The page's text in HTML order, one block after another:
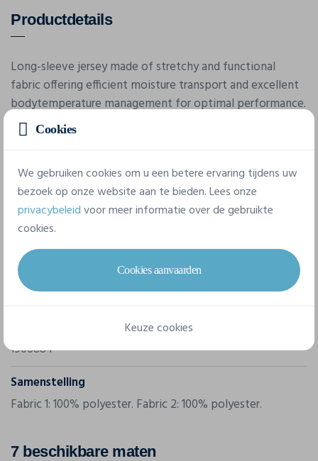
Productdetails
Long-sleeve jersey made of stretchy and functional
fabric offering efficient moisture transport and excellent
bodytemperature management for optimal performance.
High elasticity and ergonomic design ensure comfortable
fit and great freedom of movement. Your corporate
range of colors.
Eigenschappen
Merk
Craft
1906884
Samenstelling
Fabric 1: 100% polyester. Fabric 2: 100% polyester.
7 beschikbare maten
Cookies
We gebruiken cookies om u een betere ervaring tijdens uw
bezoek op onze website aan te bieden. Lees onze
privacybeleidvoor meer informatie over de gebruikte
cookies.
Cookies aanvaarden
Keuze cookies